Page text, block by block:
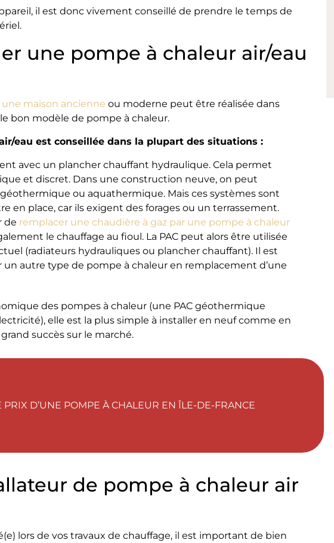
il est donc vivement conseillé de prendre le temps de
une pompe à chaleur air/eau
maison ancienne ou moderne peut être réalisée dans
bon modèle de pompe à chaleur.
eau est conseillée dans la plupart des situations :
avec un plancher chauffant hydraulique. Cela permet
et discret. Dans une construction neuve, on peut
ou aquathermique. Mais ces systèmes sont
en place, car ils exigent des forages ou un terrassement.
de remplacer une chaudière à gaz par une pompe à chaleur
le chauffage au fioul. La PAC peut alors être utilisée
(radiateurs hydrauliques ou plancher chauffant). Il est
autre type de pompe à chaleur en remplacement d’une
des pompes à chaleur (une PAC géothermique
elle est la plus simple à installer en neuf comme en
succès sur le marché.
PRIX D’UNE POMPE À CHALEUR EN ÎLE-DE-FRANCE
de pompe à chaleur air
lors de vos travaux de chauffage, il est important de bien